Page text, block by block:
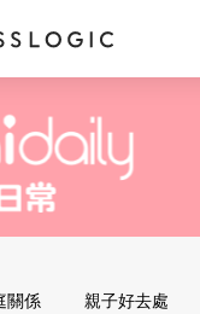
關係 親子好去處